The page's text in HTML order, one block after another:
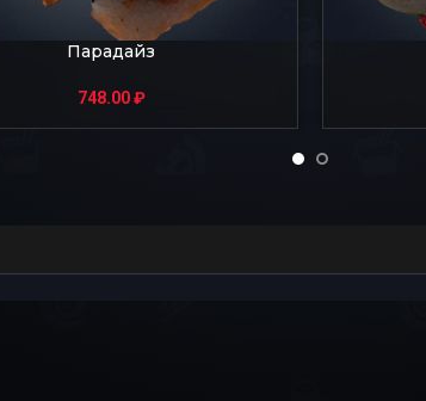
Парадайз
748.00₽